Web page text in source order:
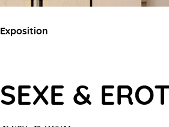
Exposition
SEXE &